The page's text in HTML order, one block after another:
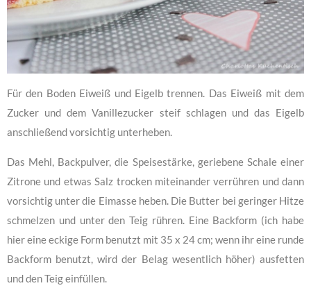
Für den Boden Eiweiß und Eigelb trennen. Das Eiweiß mit dem
Zucker und dem Vanillezucker steif schlagen und das Eigelb
anschließend vorsichtig unterheben.
Das Mehl, Backpulver, die Speisestärke, geriebene Schale einer
Zitrone und etwas Salz trocken miteinander verrühren und dann
vorsichtig unter die Eimasse heben. Die Butter bei geringer Hitze
schmelzen und unter den Teig rühren. Eine Backform (ich habe
hier eine eckige Form benutzt mit 35 x 24 cm; wenn ihr eine runde
Backform benutzt, wird der Belag wesentlich höher) ausfetten
und den Teig einfüllen.